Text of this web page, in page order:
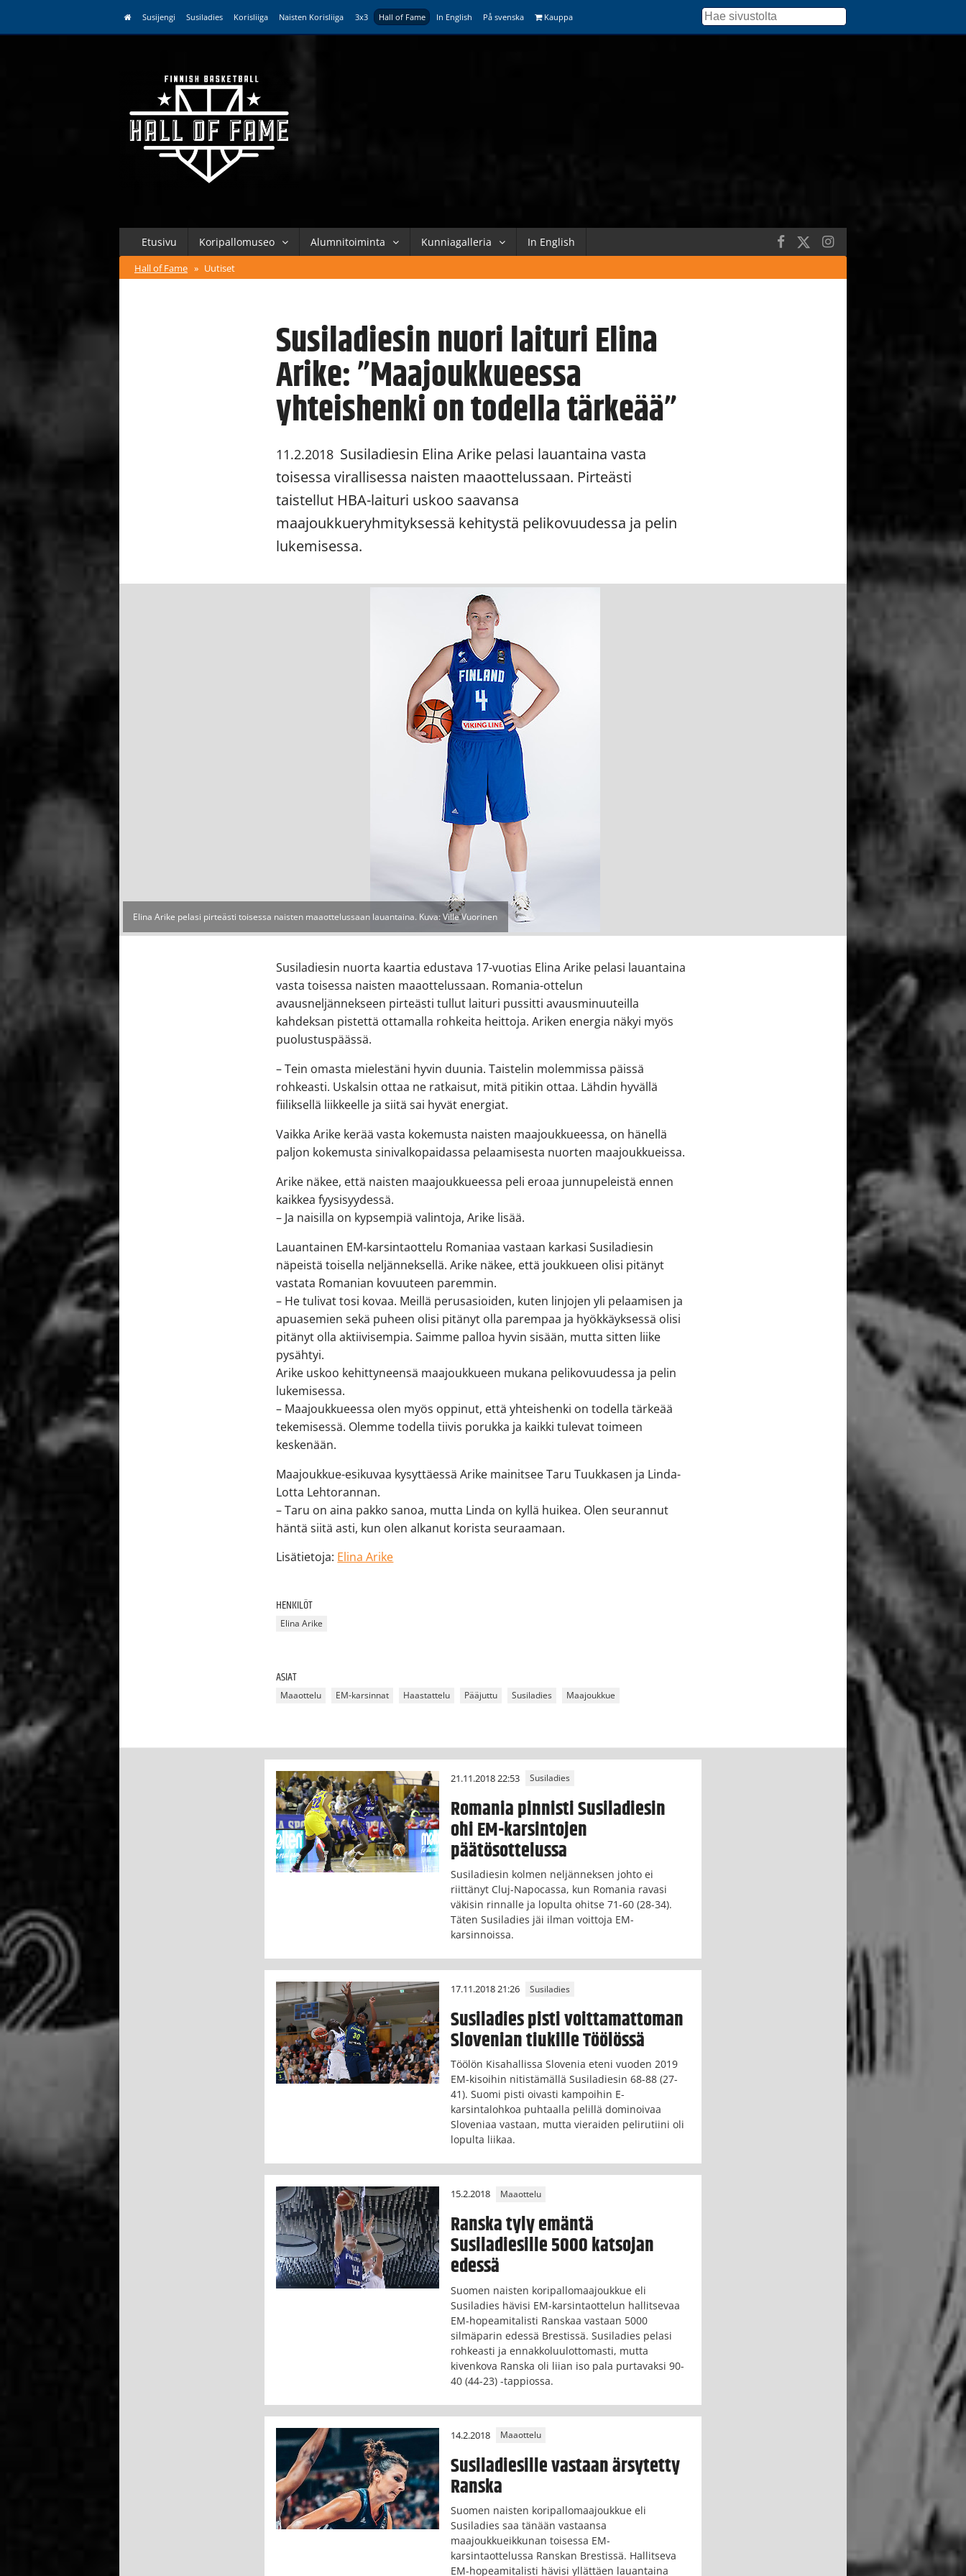
Susijengi Susiladies Korisliiga Naisten Korisliiga 3x3 Hall of Fame In English På svenska Kauppa
Etusivu Koripallomuseo Alumnitoiminta Kunniagalleria In English
Hall of Fame » Uutiset
Susiladiesin nuori laituri Elina
Arike: ”Maajoukkueessa
yhteishenki on todella tärkeää”
11.2.2018 Susiladiesin Elina Arike pelasi lauantaina vasta
toisessa virallisessa naisten maaottelussaan. Pirteästi
taistellut HBA-laituri uskoo saavansa
maajoukkueryhmityksessä kehitystä pelikovuudessa ja pelin
lukemisessa.
Elina Arike pelasi pirteästi toisessa naisten maaottelussaan lauantaina. Kuva: Ville Vuorinen
Susiladiesin nuorta kaartia edustava 17-vuotias Elina Arike pelasi lauantaina
vasta toisessa naisten maaottelussaan. Romania-ottelun
avausneljännekseen pirteästi tullut laituri pussitti avausminuuteilla
kahdeksan pistettä ottamalla rohkeita heittoja. Ariken energia näkyi myös
puolustuspäässä.
– Tein omasta mielestäni hyvin duunia. Taistelin molemmissa päissä
rohkeasti. Uskalsin ottaa ne ratkaisut, mitä pitikin ottaa. Lähdin hyvällä
fiiliksellä liikkeelle ja siitä sai hyvät energiat.
Vaikka Arike kerää vasta kokemusta naisten maajoukkueessa, on hänellä
paljon kokemusta sinivalkopaidassa pelaamisesta nuorten maajoukkueissa.
Arike näkee, että naisten maajoukkueessa peli eroaa junnupeleistä ennen
kaikkea fyysisyydessä.
– Ja naisilla on kypsempiä valintoja, Arike lisää.
Lauantainen EM-karsintaottelu Romaniaa vastaan karkasi Susiladiesin
näpeistä toisella neljänneksellä. Arike näkee, että joukkueen olisi pitänyt
vastata Romanian kovuuteen paremmin.
– He tulivat tosi kovaa. Meillä perusasioiden, kuten linjojen yli pelaamisen ja
apuasemien sekä puheen olisi pitänyt olla parempaa ja hyökkäyksessä olisi
pitänyt olla aktiivisempia. Saimme palloa hyvin sisään, mutta sitten liike
pysähtyi.
Arike uskoo kehittyneensä maajoukkueen mukana pelikovuudessa ja pelin
lukemisessa.
– Maajoukkueessa olen myös oppinut, että yhteishenki on todella tärkeää
tekemisessä. Olemme todella tiivis porukka ja kaikki tulevat toimeen
keskenään.
Maajoukkue-esikuvaa kysyttäessä Arike mainitsee Taru Tuukkasen ja Linda-
Lotta Lehtorannan.
– Taru on aina pakko sanoa, mutta Linda on kyllä huikea. Olen seurannut
häntä siitä asti, kun olen alkanut korista seuraamaan.
Lisätietoja: Elina Arike
HENKILÖT
Elina Arike
ASIAT
Maaottelu EM-karsinnat Haastattelu Pääjuttu Susiladies Maajoukkue
21.11.2018 22:53 Susiladies
Romania pinnisti Susiladiesin
ohi EM-karsintojen
päätösottelussa
Susiladiesin kolmen neljänneksen johto ei
riittänyt Cluj-Napocassa, kun Romania ravasi
väkisin rinnalle ja lopulta ohitse 71-60 (28-34).
Täten Susiladies jäi ilman voittoja EM-
karsinnoissa.
17.11.2018 21:26 Susiladies
Susiladies pisti voittamattoman
Slovenian tiukille Töölössä
Töölön Kisahallissa Slovenia eteni vuoden 2019
EM-kisoihin nitistämällä Susiladiesin 68-88 (27-
41). Suomi pisti oivasti kampoihin E-
karsintalohkoa puhtaalla pelillä dominoivaa
Sloveniaa vastaan, mutta vieraiden pelirutiini oli
lopulta liikaa.
15.2.2018 Maaottelu
Ranska tyly emäntä
Susiladiesille 5000 katsojan
edessä
Suomen naisten koripallomaajoukkue eli
Susiladies hävisi EM-karsintaottelun hallitsevaa
EM-hopeamitalisti Ranskaa vastaan 5000
silmäparin edessä Brestissä. Susiladies pelasi
rohkeasti ja ennakkoluulottomasti, mutta
kivenkova Ranska oli liian iso pala purtavaksi 90-
40 (44-23) -tappiossa.
14.2.2018 Maaottelu
Susiladiesille vastaan ärsytetty
Ranska
Suomen naisten koripallomaajoukkue eli
Susiladies saa tänään vastaansa
maajoukkueikkunan toisessa EM-
karsintaottelussa Ranskan Brestissä. Hallitseva
EM-hopeamitalisti hävisi yllättäen lauantaina